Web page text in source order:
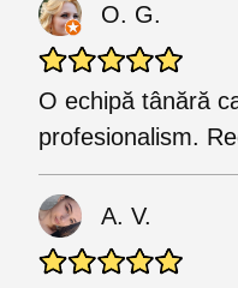
O. G.
O echipă tânără
profesionalism.
A. V.